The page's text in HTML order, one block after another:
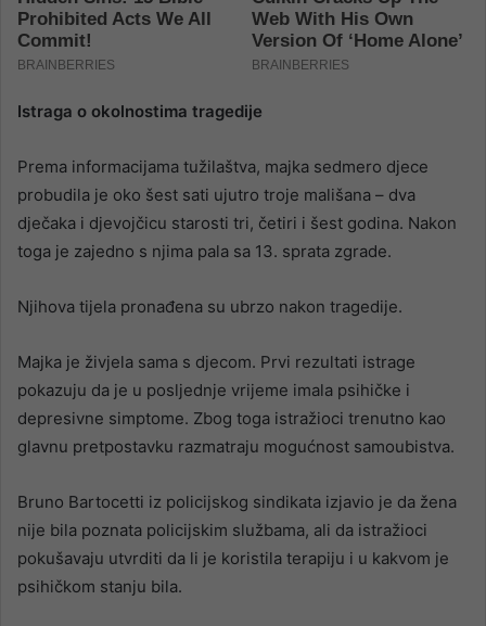
Istraga o okolnostima tragedije
Prema informacijama tužilaštva, majka sedmero djece
probudila je oko šest sati ujutro troje mališana – dva
dječaka i djevojčicu starosti tri, četiri i šest godina. Nakon
toga je zajedno s njima pala sa 13. sprata zgrade.
Njihova tijela pronađena su ubrzo nakon tragedije.
Majka je živjela sama s djecom. Prvi rezultati istrage
pokazuju da je u posljednje vrijeme imala psihičke i
depresivne simptome. Zbog toga istražioci trenutno kao
glavnu pretpostavku razmatraju mogućnost samoubistva.
Bruno Bartocetti iz policijskog sindikata izjavio je da žena
nije bila poznata policijskim službama, ali da istražioci
pokušavaju utvrditi da li je koristila terapiju i u kakvom je
psihičkom stanju bila.